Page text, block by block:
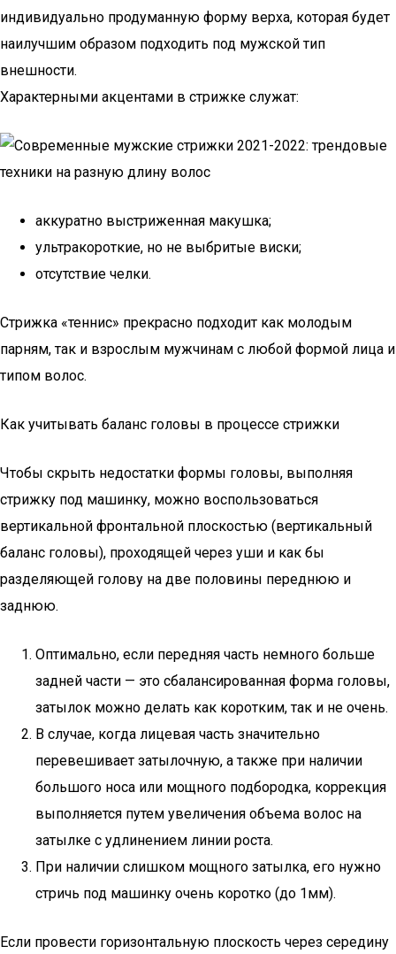
индивидуально продуманную форму верха, которая будет
наилучшим образом подходить под мужской тип
внешности.
Характерными акцентами в стрижке служат:
аккуратно выстриженная макушка;
ультракороткие, но не выбритые виски;
отсутствие челки.
Стрижка «теннис» прекрасно подходит как молодым
парням, так и взрослым мужчинам с любой формой лица и
типом волос.
Как учитывать баланс головы в процессе стрижки
Чтобы скрыть недостатки формы головы, выполняя
стрижку под машинку, можно воспользоваться
вертикальной фронтальной плоскостью (вертикальный
баланс головы), проходящей через уши и как бы
разделяющей голову на две половины переднюю и
заднюю.
Оптимально, если передняя часть немного больше
задней части — это сбалансированная форма головы,
затылок можно делать как коротким, так и не очень.
В случае, когда лицевая часть значительно
перевешивает затылочную, а также при наличии
большого носа или мощного подбородка, коррекция
выполняется путем увеличения объема волос на
затылке с удлинением линии роста.
При наличии слишком мощного затылка, его нужно
стричь под машинку очень коротко (до 1мм).
Если провести горизонтальную плоскость через середину